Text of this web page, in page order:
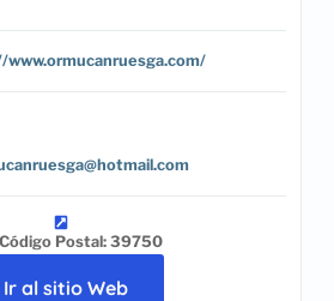
Código Postal: 39750
Ir al sitio Web